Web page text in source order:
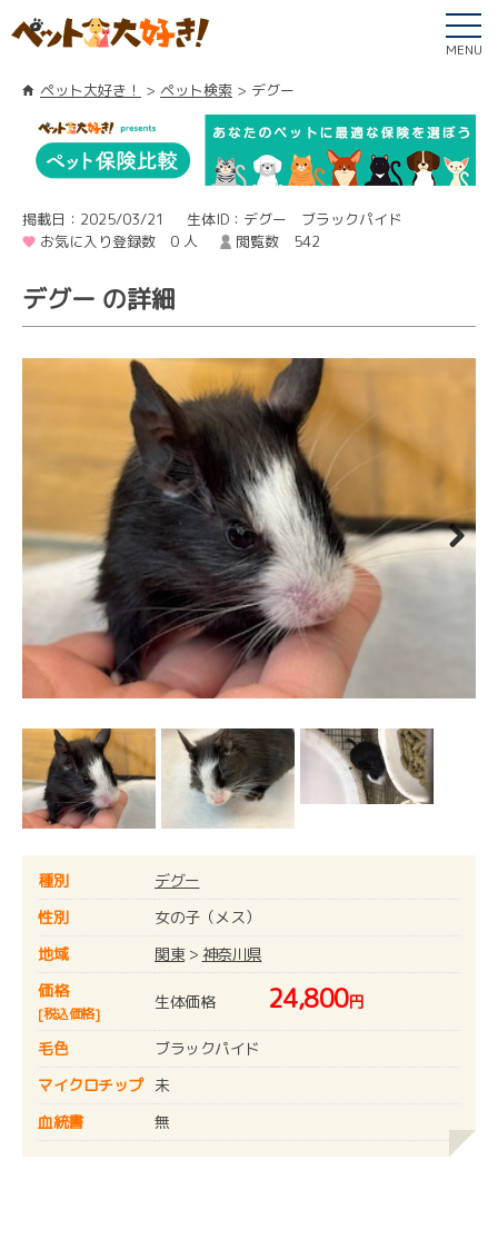
MENU
ペット大好き！ ペット検索 デグー
掲載日：2025/03/21
生体ID：デグー ブラックパイド
お気に入り登録数 0 人
閲覧数 542
デグー の詳細
Next
種別
デグー
性別
女の子（メス）
地域
関東> 神奈川県
価格
[税込価格]
生体価格 24,800円
毛色
ブラックパイド
マイクロチップ
未
血統書
無